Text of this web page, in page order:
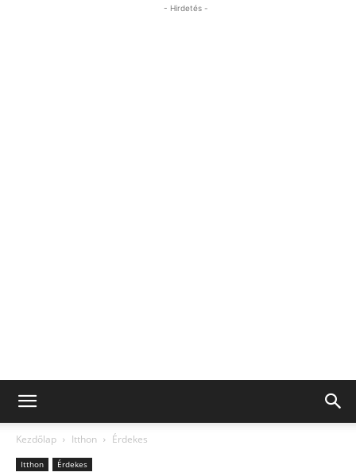
- Hirdetés -
Kezdőlap Itthon Érdekes
Itthon Érdekes